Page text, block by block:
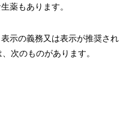
薬もあります。
示の義務又は表示が推奨され
次のものがあります。